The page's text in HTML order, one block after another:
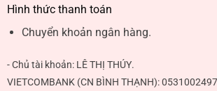
Hình thức thanh toán
Chuyển khoản ngân hàng.
- Chủ tài khoản: LÊ THỊ THÚY.
VIETCOMBANK (CN BÌNH THẠNH):